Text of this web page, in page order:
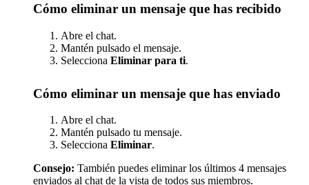
Cómo eliminar un mensaje que has recibido
Abre el chat.
Mantén pulsado el mensaje.
Selecciona Eliminar para ti.
Cómo eliminar un mensaje que has enviado
Abre el chat.
Mantén pulsado tu mensaje.
Selecciona Eliminar.
Consejo: También puedes eliminar los últimos 4 mensajes
enviados al chat de la vista de todos sus miembros.